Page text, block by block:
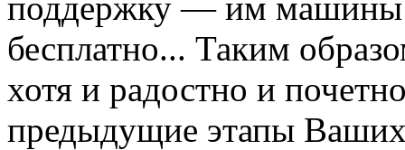
бесплатно... Таким
хотя и радостно и
предыдущие этапы